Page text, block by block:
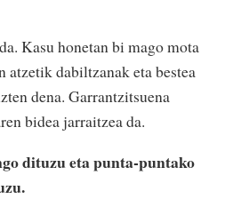
Kasu honetan bi mago mota
atzetik dabiltzanak eta bestea
dena. Garrantzitsuena
bidea jarraitzea da.
dituzu eta punta-puntako